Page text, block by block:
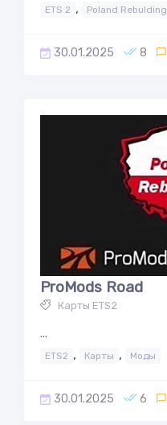
ETS 2 , Poland Rebulding
30.01.2025 8
ProMods Road
Карты ETS2
...
ETS2 , Карты , Моды
30.01.2025 6